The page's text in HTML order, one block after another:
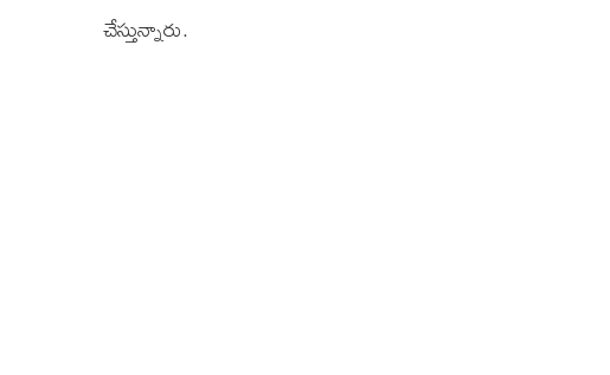
చేస్తున్నారు.